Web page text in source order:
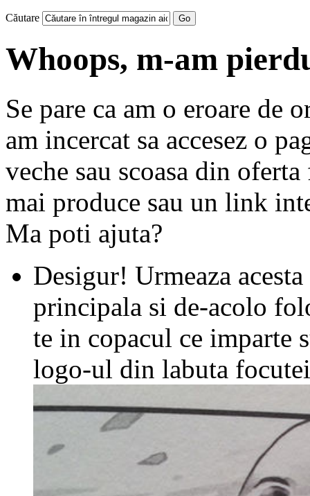
Căutare Go
Whoops, m-am
Se pare ca am o eroare de
am incercat sa accesez o
veche sau scoasa din
mai produce sau un link
Ma poti ajuta?
Desigur! Urmeaza
principala si de-acolo
te in copacul ce imparte
logo-ul din labuta